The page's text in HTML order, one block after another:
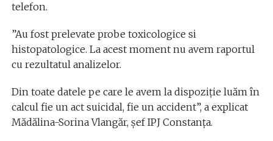
telefon.
”Au fost prelevate probe toxicologice si
histopatologice. La acest moment nu avem raportul
cu rezultatul analizelor.
Din toate datele pe care le avem la dispoziție luăm în
calcul fie un act suicidal, fie un accident”, a explicat
Mădălina-Sorina Vlangăr, șef IPJ Constanța.